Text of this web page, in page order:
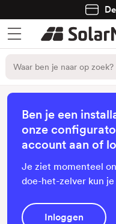
Ben je een
onze
account aan of
Je ziet momenteel
doe-het-zelver kun je
Inloggen